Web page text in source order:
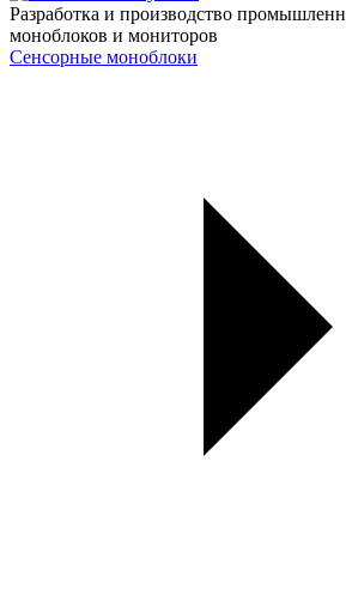
Разработка и производство
моноблоков и мониторов
Сенсорные моноблоки